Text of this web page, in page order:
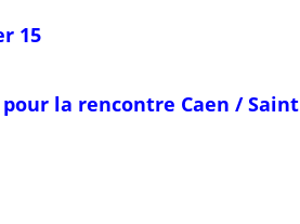
15
la rencontre Caen / Saint